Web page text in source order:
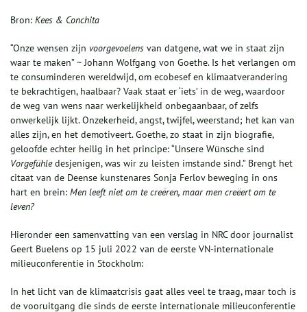
Bron: Kees & Conchita
“Onze wensen zijn voorgevoelens van datgene, wat we in staat zijn
waar te maken” ~ Johann Wolfgang von Goethe. Is het verlangen om
te consuminderen wereldwijd, om ecobesef en klimaatverandering
te bekrachtigen, haalbaar? Vaak staat er ‘iets’ in de weg, waardoor
de weg van wens naar werkelijkheid onbegaanbaar, of zelfs
onwerkelijk lijkt. Onzekerheid, angst, twijfel, weerstand; het kan van
alles zijn, en het demotiveert. Goethe, zo staat in zijn biografie,
geloofde echter heilig in het principe: “Unsere Wünsche sind
Vorgefühledesjenigen, was wir zu leisten imstande sind.” Brengt het
citaat van de Deense kunstenares Sonja Ferlov beweging in ons
hart en brein: Men leeft niet om te creëren, maar men creëert om te
leven?
Hieronder een samenvatting van een verslag in NRC door journalist
Geert Buelens op 15 juli 2022 van de eerste VN-internationale
milieuconferentie in Stockholm:
In het licht van de klimaatcrisis gaat alles veel te traag, maar toch is
de vooruitgang die sinds de eerste internationale milieuconferentie